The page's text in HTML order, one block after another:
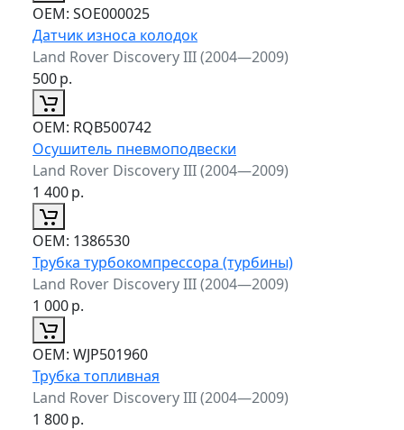
ОЕМ: SOE000025
Датчик износа колодок
Land Rover Discovery III (2004—2009)
500р.
ОЕМ: RQB500742
Осушитель пневмоподвески
Land Rover Discovery III (2004—2009)
1 400р.
ОЕМ: 1386530
Трубка турбокомпрессора (турбины)
Land Rover Discovery III (2004—2009)
1 000р.
ОЕМ: WJP501960
Трубка топливная
Land Rover Discovery III (2004—2009)
1 800р.